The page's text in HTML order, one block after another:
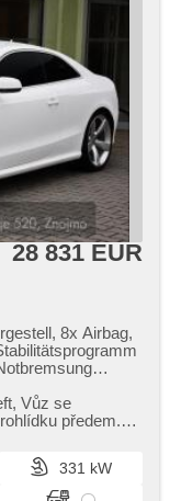
28 831 EUR
8x Airbag,
denní svícení,
senzory
Vůz se
předem.
331 kW